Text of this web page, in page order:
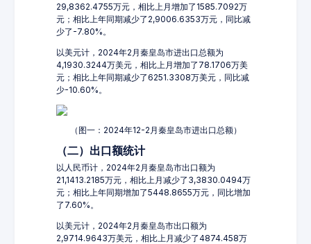
29,8362.4755万元，相比上月增加了1585.7092万
元；相比上年同期减少了2,9006.6353万元，同比减
少了-7.80%。
以美元计，2024年2月秦皇岛市进出口总额为
4,1930.3244万美元，相比上月增加了78.1706万美
元；相比上年同期减少了6251.3308万美元，同比减
少-10.60%。
（图一：2024年12-2月秦皇岛市进出口总额）
（二）出口额统计
以人民币计，2024年2月秦皇岛市出口额为
21,1413.2185万元，相比上月减少了3,3830.0494万
元；相比上年同期增加了5448.8655万元，同比增加
了7.60%。
以美元计，2024年2月秦皇岛市出口额为
2,9714.9643万美元，相比上月减少了4874.458万